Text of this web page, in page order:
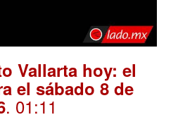
Vallarta hoy: el
el sábado 8 de
. 01:11